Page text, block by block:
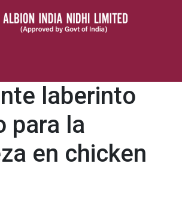
laberinto
para la
en chicken